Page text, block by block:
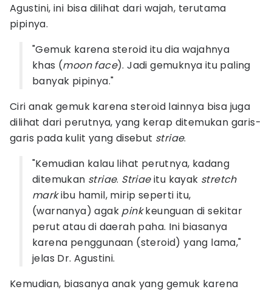
Agustini, ini bisa dilihat dari wajah, terutama
pipinya.
"Gemuk karena steroid itu dia wajahnya
khas (moon face). Jadi gemuknya itu paling
banyak pipinya."
Ciri anak gemuk karena steroid lainnya bisa juga
dilihat dari perutnya, yang kerap ditemukan garis-
garis pada kulit yang disebut striae.
"Kemudian kalau lihat perutnya, kadang
ditemukan striae. Striaeitu kayak stretch
markibu hamil, mirip seperti itu,
(warnanya) agak pinkkeunguan di sekitar
perut atau di daerah paha. Ini biasanya
karena penggunaan (steroid) yang lama,"
jelas Dr. Agustini.
Kemudian, biasanya anak yang gemuk karena